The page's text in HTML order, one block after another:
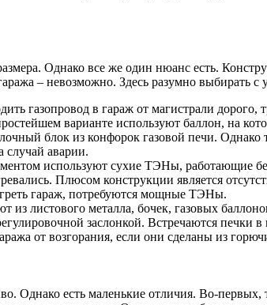
Однако все же один нюанс есть.
– невозможно. Здесь разумно выбирать
газопровод в гараж от магистрали дорого,
варианте используют баллон, на
блок из конфорок газовой печи.
случай аварии.
используют сухие ТЭНы, работающие
Плюсом конструкции является
гараж, потребуются мощные ТЭНы.
листового металла, бочек, газовых
заслонкой. Встречаются печки
от возгорания, если они сделаны из
Однако есть маленькие отличия. Во-